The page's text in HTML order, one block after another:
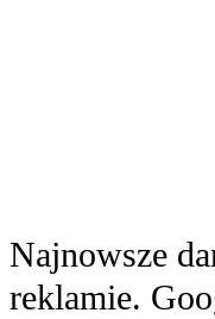
Najnowsze
reklamie.